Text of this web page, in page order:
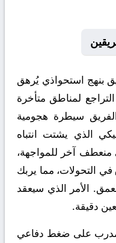
بنهج استحواذي يُرهق
لمناطق متأخرة
سيطرة هجومية
الذي يشتت انتباه
منعطف آخر للمواجهة،
في التحولات، مما يربك
الأمر الذي سيعقد
دقيقة.
على ضغط دفاعي